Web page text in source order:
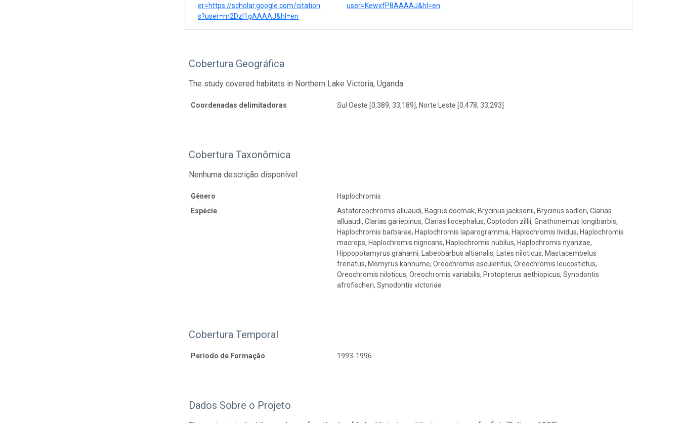
er=https://scholar.google.com/citation
s?user=m2Dzl1gAAAAJ&hl=en
user=KewxfP8AAAAJ&hl=en
Cobertura Geográfica
The study covered habitats in Northern Lake Victoria, Uganda
Coordenadas delimitadoras Sul Oeste [0,389, 33,189], Norte Leste [0,478, 33,293]
Cobertura Taxonômica
Nenhuma descrição disponível
Gênero
Haplochromis
Espécie
Astatoreochromis alluaudi, Bagrus docmak, Brycinus jacksonii, Brycinus sadleri, Clarias
alluaudi, Clarias gariepinus, Clarias liocephalus, Coptodon zillii, Gnathonemus longibarbis,
Haplochromis barbarae, Haplochromis laparogramma, Haplochromis lividus, Haplochromis
macrops, Haplochromis nigricans, Haplochromis nubilus, Haplochromis nyanzae,
Hippopotamyrus grahami, Labeobarbus altianalis, Lates niloticus, Mastacembelus
frenatus, Momyrus kannume, Oreochromis esculentus, Oreochromis leucostictus,
Oreochromis niloticus, Oreochromis variabilis, Protopterus aethiopicus, Synodontis
afrofischeri, Synodontis victoriae
Cobertura Temporal
Período de Formação 1993-1996
Dados Sobre o Projeto